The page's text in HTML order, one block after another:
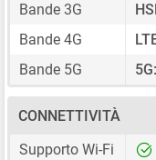
Bande 3G
Bande 4G
Bande 5G
5G:
CONNETTIVITÀ
Supporto Wi-Fi